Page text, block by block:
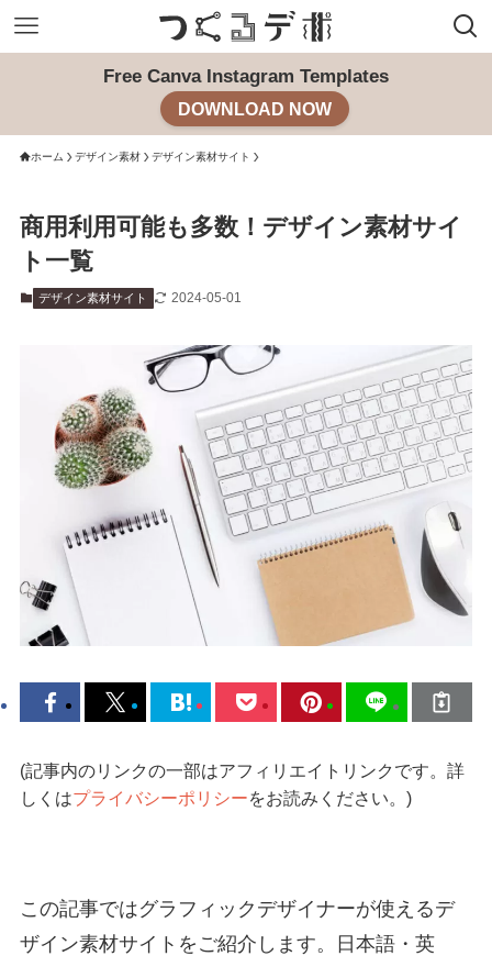
Free Canva Instagram Templates
DOWNLOAD NOW
ホーム デザイン素材 デザイン素材サイト
商用利用可能も多数！デザイン素材サイ
ト一覧
デザイン素材サイト 2024-05-01
(記事内のリンクの一部はアフィリエイトリンクです。詳
しくはプライバシーポリシーをお読みください。)
この記事ではグラフィックデザイナーが使えるデ
ザイン素材サイトをご紹介します。日本語・英